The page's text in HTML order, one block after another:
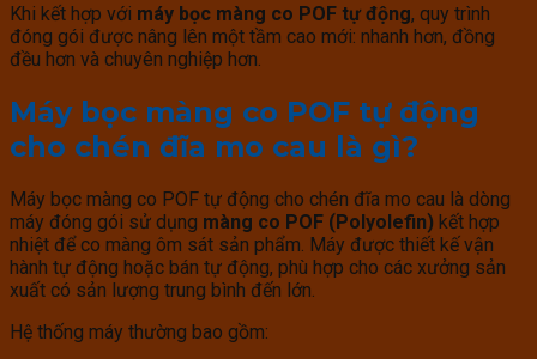
Khi kết hợp với máy bọc màng co POF tự động, quy trình
đóng gói được nâng lên một tầm cao mới: nhanh hơn, đồng
đều hơn và chuyên nghiệp hơn.
Máy bọc màng co POF tự động
cho chén đĩa mo cau là gì?
Máy bọc màng co POF tự động cho chén đĩa mo cau là dòng
máy đóng gói sử dụng màng co POF (Polyolefin) kết hợp
nhiệt để co màng ôm sát sản phẩm. Máy được thiết kế vận
hành tự động hoặc bán tự động, phù hợp cho các xưởng sản
xuất có sản lượng trung bình đến lớn.
Hệ thống máy thường bao gồm: